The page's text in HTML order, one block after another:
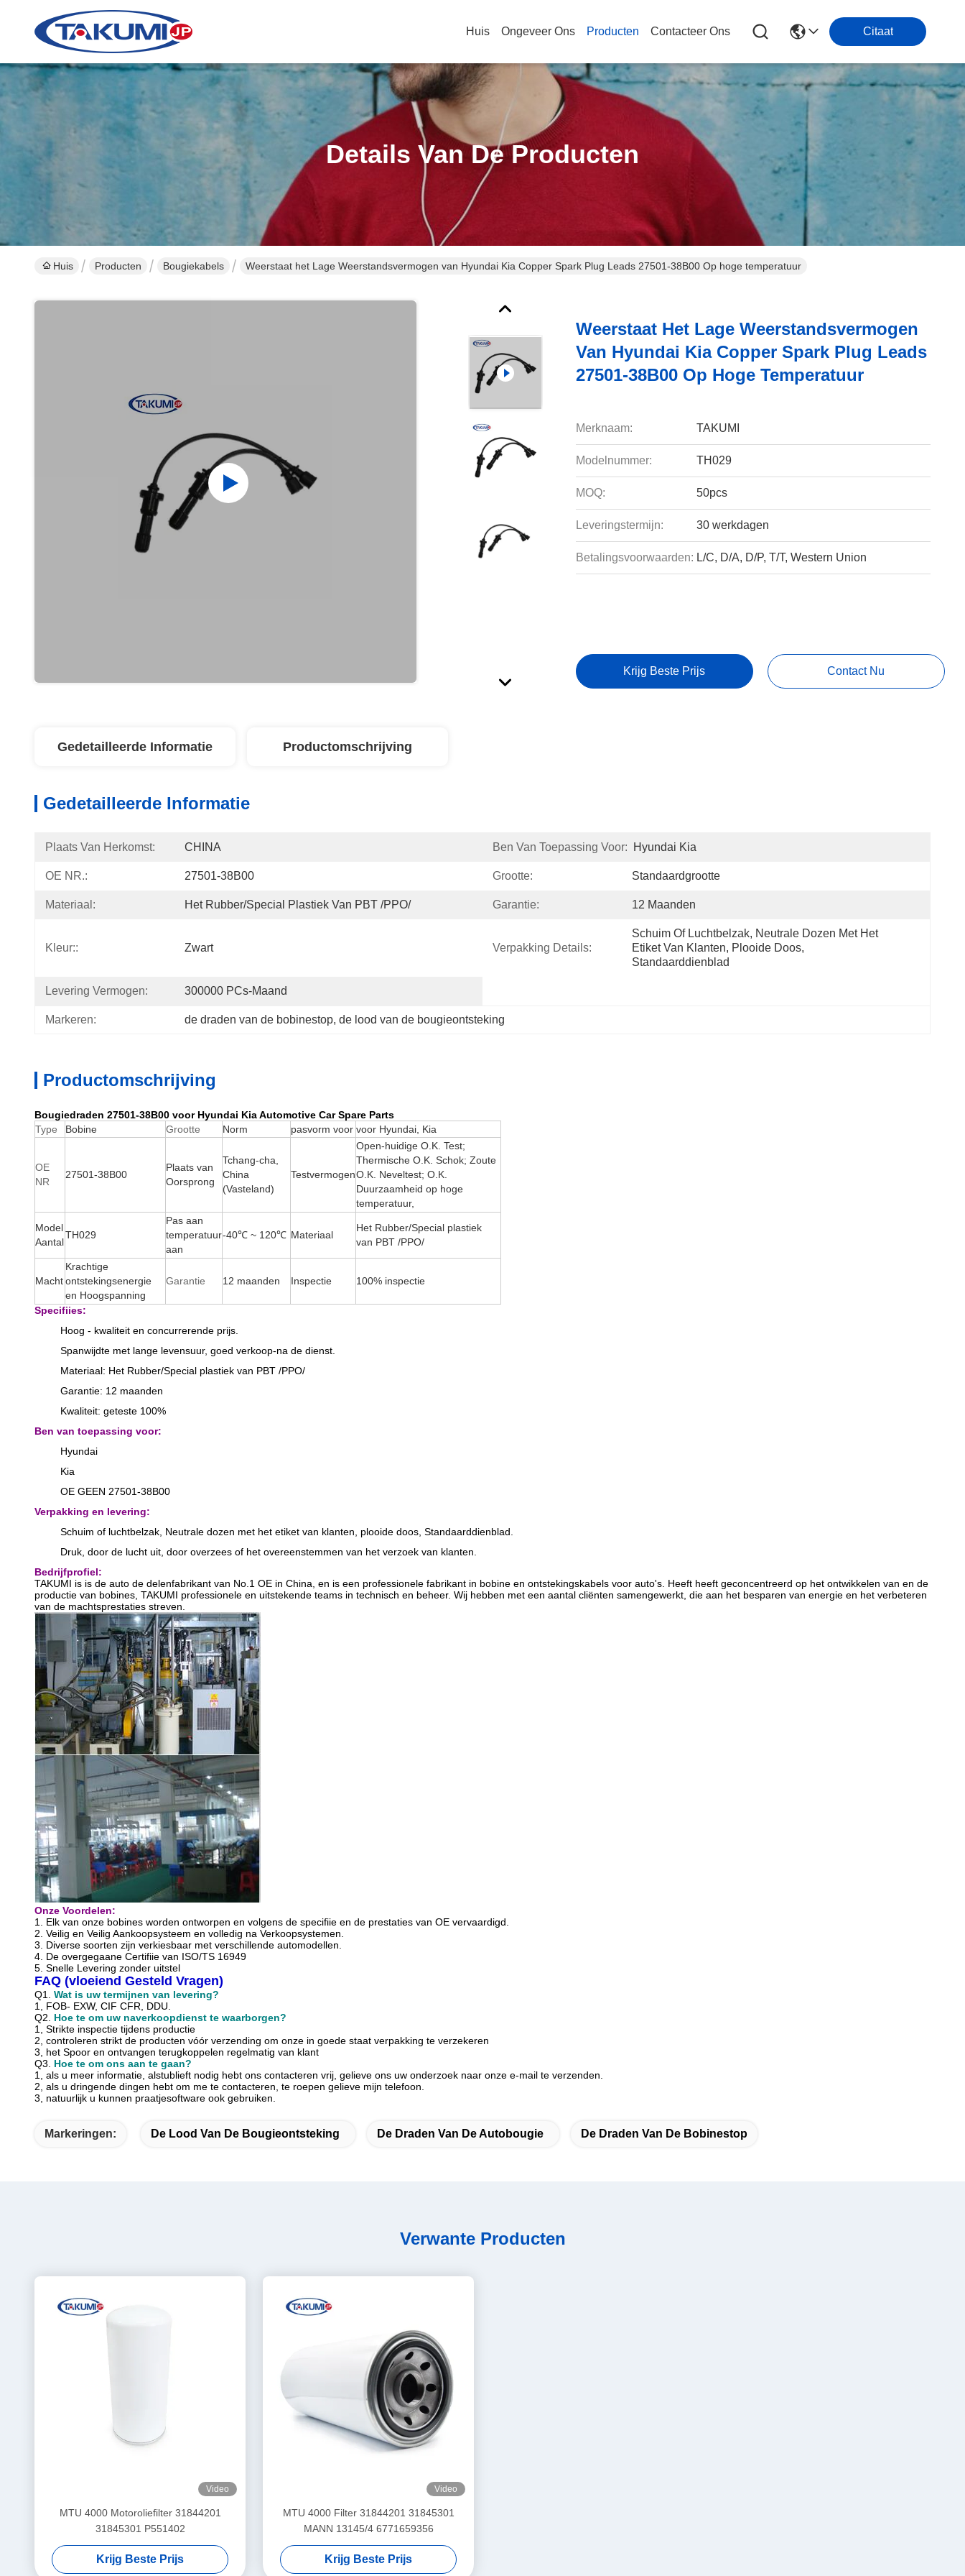
Huis Ongeveer Ons Producten Contacteer Ons Citaat
Details Van De Producten
Huis Producten Bougiekabels Weerstaat het Lage Weerstandsvermogen van Hyundai Kia Copper Spark Plug Leads 27501-38B00 Op hoge temperatuur
Weerstaat Het Lage Weerstandsvermogen
Van Hyundai Kia Copper Spark Plug Leads
27501-38B00 Op Hoge Temperatuur
Merknaam: TAKUMI
Modelnummer: TH029
MOQ: 50pcs
Leveringstermijn: 30 werkdagen
Betalingsvoorwaarden: L/C, D/A, D/P, T/T, Western Union
Krijg Beste Prijs Contact Nu
Gedetailleerde Informatie Productomschrijving
Gedetailleerde Informatie
Plaats Van Herkomst: CHINA Ben Van Toepassing Voor: Hyundai Kia
OE NR.: 27501-38B00 Grootte: Standaardgrootte
Materiaal: Het Rubber/Special Plastiek Van PBT /PPO/ Garantie: 12 Maanden
Kleur:: Zwart Verpakking Details:
Schuim Of Luchtbelzak, Neutrale Dozen Met Het
Etiket Van Klanten, Plooide Doos,
Standaarddienblad
Levering Vermogen: 300000 PCs-Maand
Markeren: de draden van de bobinestop, de lood van de bougieontsteking
Productomschrijving
Bougiedraden 27501-38B00 voor Hyundai Kia Automotive Car Spare Parts
Type
Bobine Grootte Norm pasvorm voor voor Hyundai, Kia
OE
NR
27501-38B00
Plaats van
Oorsprong
Tchang-cha,
China
(Vasteland)
Testvermogen
Open-huidige O.K. Test;
Thermische O.K. Schok; Zoute
O.K. Neveltest; O.K.
Duurzaamheid op hoge
temperatuur,
Model
Aantal
TH029
Pas aan
temperatuur
aan
-40℃ ~ 120℃ Materiaal
Het Rubber/Special plastiek
van PBT /PPO/
Macht
Krachtige
ontstekingsenergie
en Hoogspanning
Garantie 12 maanden Inspectie 100% inspectie
Specifiies:
Hoog - kwaliteit en concurrerende prijs.
Spanwijdte met lange levensuur, goed verkoop-na de dienst.
Materiaal: Het Rubber/Special plastiek van PBT /PPO/
Garantie: 12 maanden
Kwaliteit: geteste 100%
Ben van toepassing voor:
Hyundai
Kia
OE GEEN 27501-38B00
Verpakking en levering:
Schuim of luchtbelzak, Neutrale dozen met het etiket van klanten, plooide doos, Standaarddienblad
Druk, door de lucht uit, door overzees of het overeenstemmen van het verzoek van klanten.
Bedrijfprofiel:
TAKUMI is is de auto de delenfabrikant van No.1 OE in China, en is een professionele fabrikant in bobine en ontstekingskabels voor auto's. Heeft heeft geconcentreerd op het ontwikkelen van en de
productie van bobines, TAKUMI professionele en uitstekende teams in technisch en beheer. Wij hebben met een aantal cliënten samengewerkt, die aan het besparen van energie en het verbeteren
van de machtsprestaties streven.
Onze Voordelen:
1. Elk van onze bobines worden ontworpen en volgens de specifiie en de prestaties van OE vervaardigd.
2. Veilig en Veilig Aankoopsysteem en volledig na Verkoopsystemen.
3. Diverse soorten zijn verkiesbaar met verschillende automodellen.
4. De overgegaane Certifiie van ISO/TS 16949
5. Snelle Levering zonder uitstel
FAQ (vloeiend Gesteld Vragen)
Q1. Wat is uw termijnen van levering?
1, FOB- EXW, CIF CFR, DDU.
Q2. Hoe te om uw naverkoopdienst te waarborgen?
1, Strikte inspectie tijdens productie
2, controleren strikt de producten vóór verzending om onze in goede staat verpakking te verzekeren
3, het Spoor en ontvangen terugkoppelen regelmatig van klant
Q3. Hoe te om ons aan te gaan?
1, als u meer informatie, alstublieft nodig hebt ons contacteren vrij, gelieve ons uw onderzoek naar onze e-mail te verzenden.
2, als u dringende dingen hebt om me te contacteren, te roepen gelieve mijn telefoon.
3, natuurlijk u kunnen praatjesoftware ook gebruiken.
Markeringen: De Lood Van De Bougieontsteking De Draden Van De Autobougie De Draden Van De Bobinestop
Verwante Producten
Video
MTU 4000 Motoroliefilter 31844201
31845301 P551402
Krijg Beste Prijs
Video
MTU 4000 Filter 31844201 31845301
MANN 13145/4 6771659356
Krijg Beste Prijs